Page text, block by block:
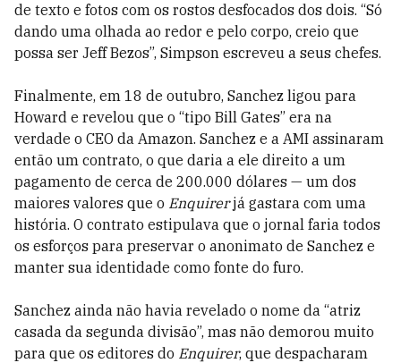
de texto e fotos com os rostos desfocados dos dois. “Só
dando uma olhada ao redor e pelo corpo, creio que
possa ser Jeff Bezos”, Simpson escreveu a seus chefes.
Finalmente, em 18 de outubro, Sanchez ligou para
Howard e revelou que o “tipo Bill Gates” era na
verdade o CEO da Amazon. Sanchez e a AMI assinaram
então um contrato, o que daria a ele direito a um
pagamento de cerca de 200.000 dólares — um dos
maiores valores que o Enquirerjá gastara com uma
história. O contrato estipulava que o jornal faria todos
os esforços para preservar o anonimato de Sanchez e
manter sua identidade como fonte do furo.
Sanchez ainda não havia revelado o nome da “atriz
casada da segunda divisão”, mas não demorou muito
para que os editores do Enquirer, que despacharam